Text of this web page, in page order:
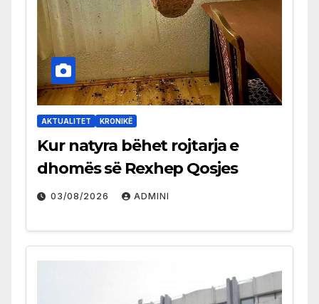
AKTUALITET KRONIKË
Kur natyra bëhet rojtarja e
dhomës së Rexhep Qosjes
03/08/2026 ADMINI